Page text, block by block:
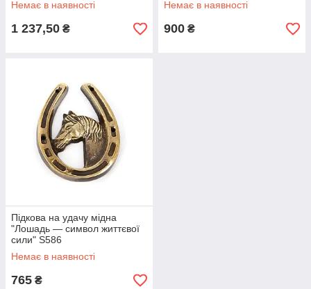
Немає в наявності
1 237,50 ₴
Немає в наявності
900 ₴
Підкова на удачу мідна
"Лошадь — символ життєвої
сили" S586
Немає в наявності
765 ₴